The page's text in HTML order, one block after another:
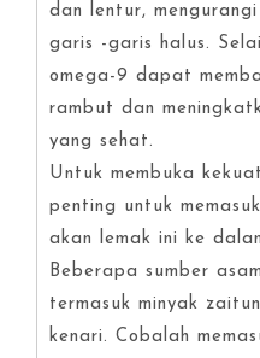
dan lentur,
garis -garis halus.
omega-9 dapat
rambut dan
yang sehat.
Untuk membuka
penting untuk
akan lemak ini ke
Beberapa sumber
termasuk minyak
kenari. Cobalah